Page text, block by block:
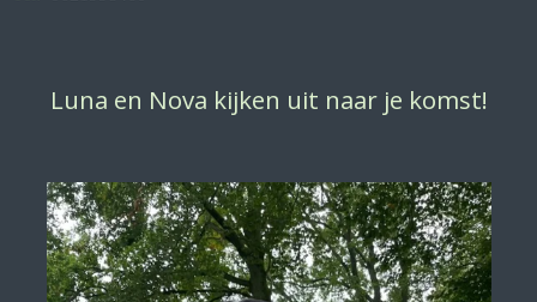
Luna en Nova kijken uit naar je komst!